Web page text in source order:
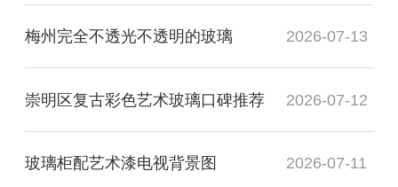
梅州完全不透光不透明的玻璃 2026-07-13
崇明区复古彩色艺术玻璃口碑推荐 2026-07-12
玻璃柜配艺术漆电视背景图 2026-07-11